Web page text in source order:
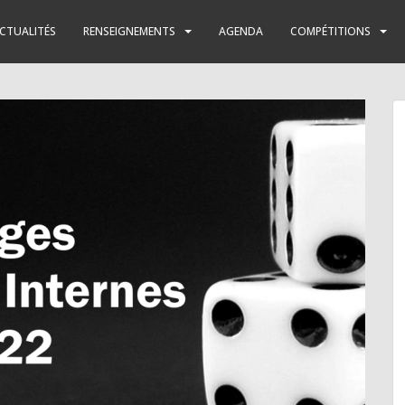
RENSEIGNEMENTS AGENDA COMPÉTITIONS